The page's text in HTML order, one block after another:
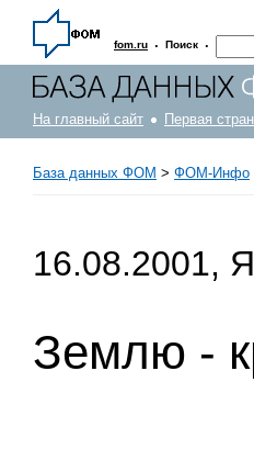
fom.ru · Поиск ·
На главный сайт Первая
База данных ФОМ > ФOM-Инфо
16.08.2001,
Землю -